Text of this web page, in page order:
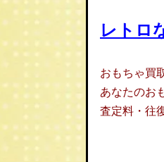
レトロ
おもちゃ買
あなたのお
査定料・往